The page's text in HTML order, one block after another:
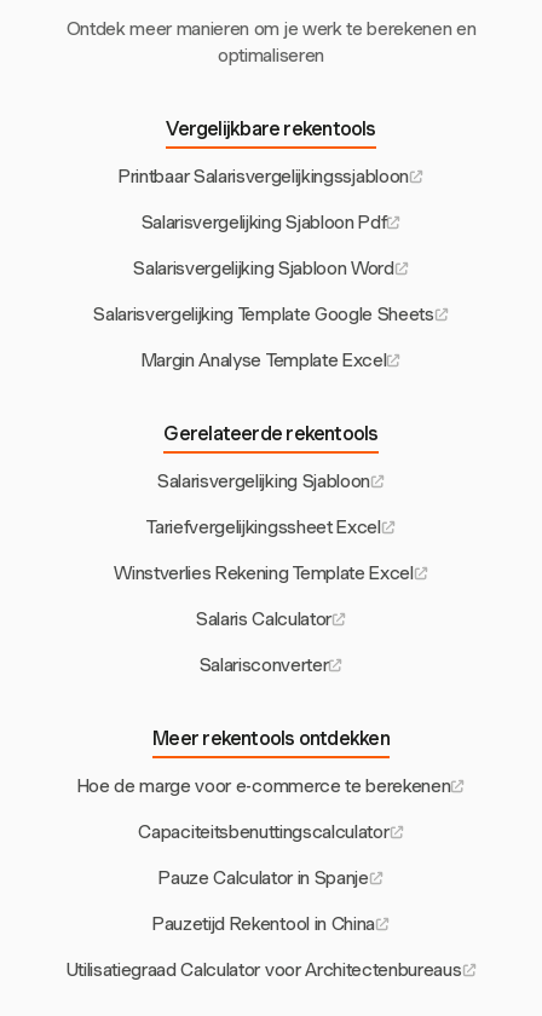
Ontdek meer manieren om je werk te berekenen en
optimaliseren
Vergelijkbare rekentools
Printbaar Salarisvergelijkingssjabloon
Salarisvergelijking Sjabloon Pdf
Salarisvergelijking Sjabloon Word
Salarisvergelijking Template Google Sheets
Margin Analyse Template Excel
Gerelateerde rekentools
Salarisvergelijking Sjabloon
Tariefvergelijkingssheet Excel
Winstverlies Rekening Template Excel
Salaris Calculator
Salarisconverter
Meer rekentools ontdekken
Hoe de marge voor e-commerce te berekenen
Capaciteitsbenuttingscalculator
Pauze Calculator in Spanje
Pauzetijd Rekentool in China
Utilisatiegraad Calculator voor Architectenbureaus